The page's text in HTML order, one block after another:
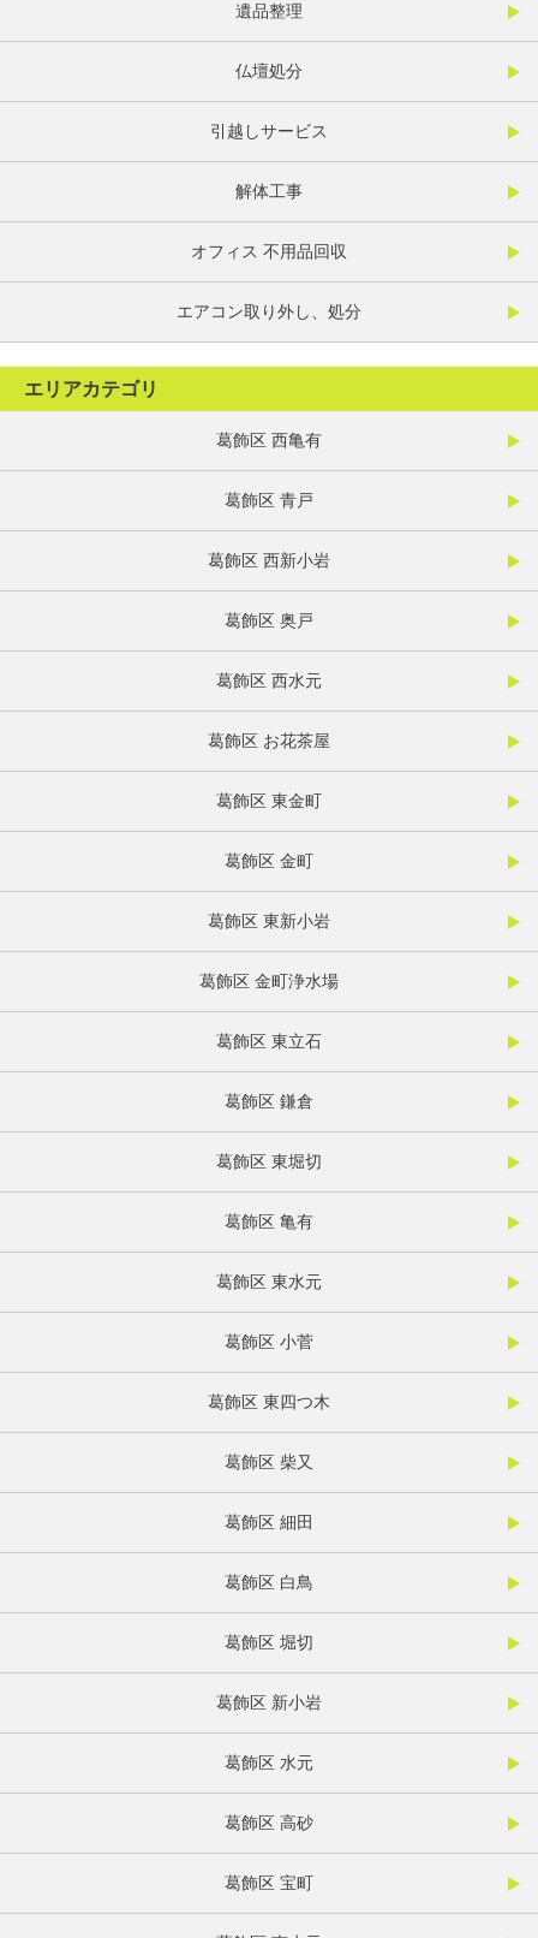
遺品整理
仏壇処分
引越しサービス
解体工事
オフィス 不用品回収
エアコン取り外し、処分
エリアカテゴリ
葛飾区 西亀有
葛飾区 青戸
葛飾区 西新小岩
葛飾区 奥戸
葛飾区 西水元
葛飾区 お花茶屋
葛飾区 東金町
葛飾区 金町
葛飾区 東新小岩
葛飾区 金町浄水場
葛飾区 東立石
葛飾区 鎌倉
葛飾区 東堀切
葛飾区 亀有
葛飾区 東水元
葛飾区 小菅
葛飾区 東四つ木
葛飾区 柴又
葛飾区 細田
葛飾区 白鳥
葛飾区 堀切
葛飾区 新小岩
葛飾区 水元
葛飾区 高砂
葛飾区 宝町